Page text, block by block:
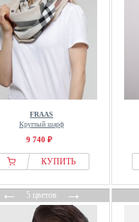
FRAAS
Круглый шарф
9 740 ₽
КУПИТЬ
←5 цветов→